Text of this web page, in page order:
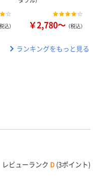
込） ￥2,780～ （税込）
ランキングをもっと見る
レビューランク D (3ポイント)